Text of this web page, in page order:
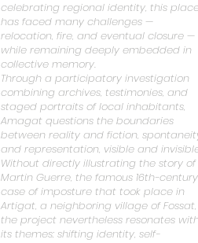
celebrating regional identity, this
has faced many challenges —
relocation, fire, and eventual closure —
while remaining deeply embedded in
collective memory.
Through a participatory investigation
combining archives, testimonies, and
staged portraits of local inhabitants,
Amagat questions the boundaries
between reality and fiction,
and representation, visible and
Without directly illustrating the story of
Martin Guerre, the famous 16th-century
case of imposture that took place in
Artigat, a neighboring village of Fossat,
the project nevertheless resonates
its themes: shifting identity, self-